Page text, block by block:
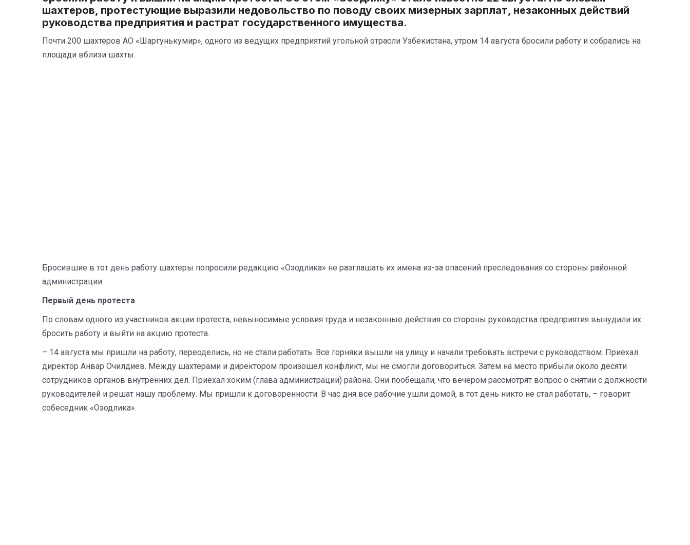
шахтеров, протестующие выразили недовольство по поводу своих мизерных зарплат, незаконных действий
руководства предприятия и растрат государственного имущества.
Почти 200 шахтеров АО «Шаргунькумир», одного из ведущих предприятий угольной отрасли Узбекистана, утром 14 августа бросили работу и собрались на
площади вблизи шахты.
Бросившие в тот день работу шахтеры попросили редакцию «Озодлика» не разглашать их имена из-за опасений преследования со стороны районной
администрации.
Первый день протеста
По словам одного из участников акции протеста, невыносимые условия труда и незаконные действия со стороны руководства предприятия вынудили их
бросить работу и выйти на акцию протеста.
– 14 августа мы пришли на работу, переоделись, но не стали работать. Все горняки вышли на улицу и начали требовать встречи с руководством. Приехал
директор Анвар Очилдиев. Между шахтерами и директором произошел конфликт, мы не смогли договориться. Затем на место прибыли около десяти
сотрудников органов внутренних дел. Приехал хоким (глава администрации) района. Они пообещали, что вечером рассмотрят вопрос о снятии с должности
руководителей и решат нашу проблему. Мы пришли к договоренности. В час дня все рабочие ушли домой, в тот день никто не стал работать, – говорит
собеседник «Озодлика».